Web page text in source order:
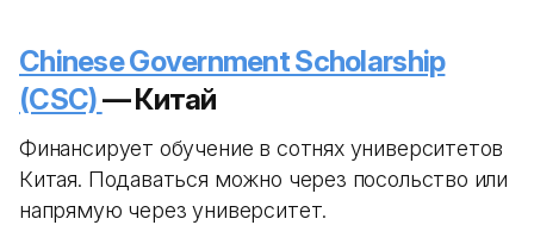
Chinese Government Scholarship
(CSC)— Китай
Финансирует обучение в сотнях университетов
Китая. Подаваться можно через посольство или
напрямую через университет.